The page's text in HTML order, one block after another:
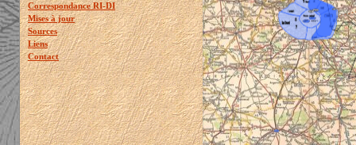
Correspondance RI-DI
Mises à jour
Sources
Liens
Contact